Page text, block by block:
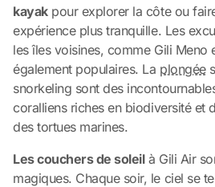
kayakpour explorer la côte ou
expérience plus tranquille. Les
les îles voisines, comme Gili Meno
également populaires. La plongée
snorkeling sont des
coralliens riches en biodiversité et
des tortues marines.
Les couchers de soleilà Gili Air
magiques. Chaque soir, le ciel se